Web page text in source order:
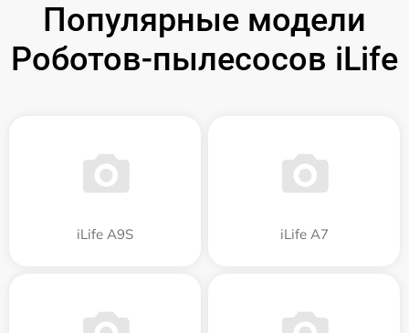
Популярные модели
Роботов-пылесосов iLife
iLife A9S iLife A7